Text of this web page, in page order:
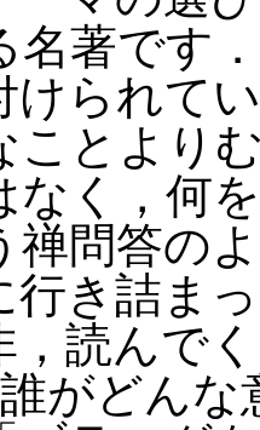
名著です
けられて
ことより
なく，何
禅問答の
行き詰ま
，読んで
がどん